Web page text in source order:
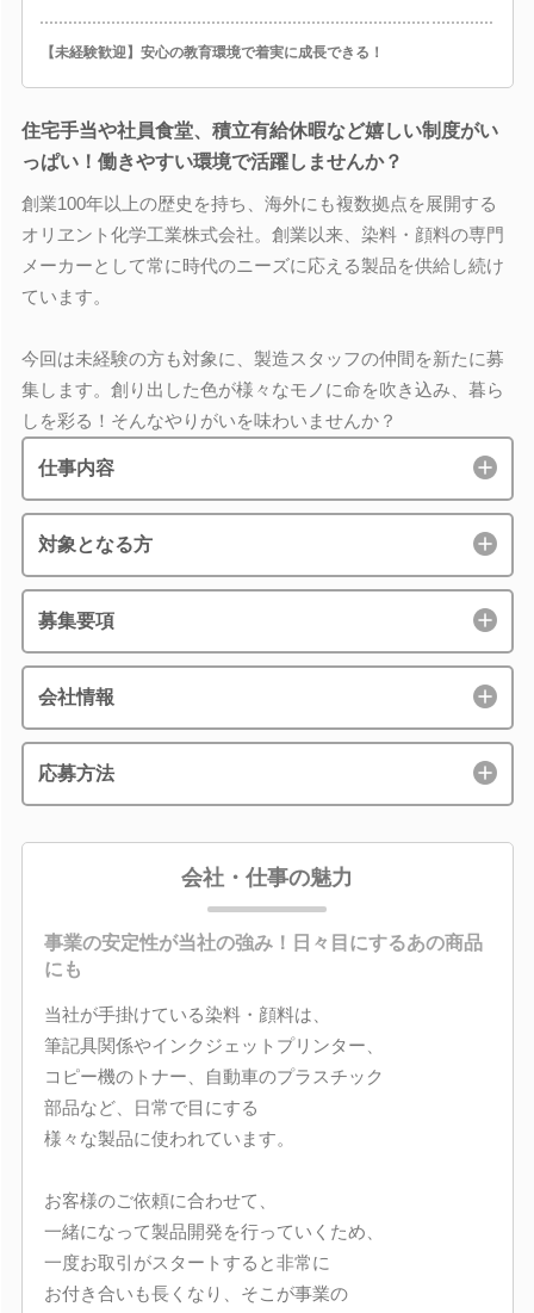
【未経験歓迎】安心の教育環境で着実に成長できる！
住宅手当や社員食堂、積立有給休暇など嬉しい制度がい
っぱい！働きやすい環境で活躍しませんか？
創業100年以上の歴史を持ち、海外にも複数拠点を展開する
オリヱント化学工業株式会社。創業以来、染料・顔料の専門
メーカーとして常に時代のニーズに応える製品を供給し続け
ています。
今回は未経験の方も対象に、製造スタッフの仲間を新たに募
集します。創り出した色が様々なモノに命を吹き込み、暮ら
しを彩る！そんなやりがいを味わいませんか？
仕事内容
対象となる方
募集要項
会社情報
応募方法
会社・仕事の魅力
事業の安定性が当社の強み！日々目にするあの商品
にも
当社が手掛けている染料・顔料は、
筆記具関係やインクジェットプリンター、
コピー機のトナー、自動車のプラスチック
部品など、日常で目にする
様々な製品に使われています。
お客様のご依頼に合わせて、
一緒になって製品開発を行っていくため、
一度お取引がスタートすると非常に
お付き合いも長くなり、そこが事業の